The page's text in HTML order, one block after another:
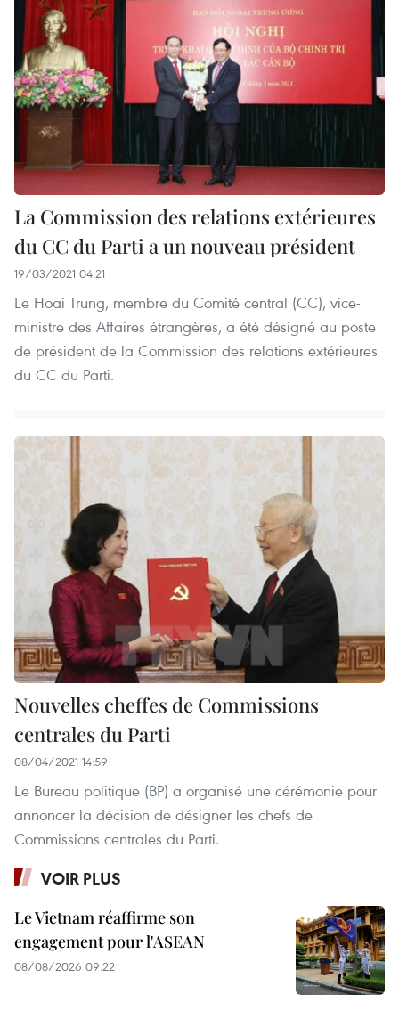
La Commission des relations extérieures
du CC du Parti a un nouveau président
19/03/2021 04:21
Le Hoai Trung, membre du Comité central (CC), vice-
ministre des Affaires étrangères, a été désigné au poste
de président de la Commission des relations extérieures
du CC du Parti.
Nouvelles cheffes de Commissions
centrales du Parti
08/04/2021 14:59
Le Bureau politique (BP) a organisé une cérémonie pour
annoncer la décision de désigner les chefs de
Commissions centrales du Parti.
VOIR PLUS
Le Vietnam réaffirme son
engagement pour l'ASEAN
08/08/2026 09:22